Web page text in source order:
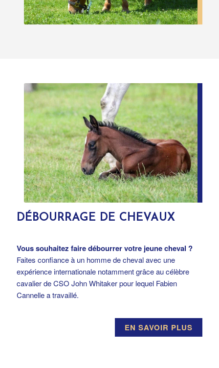
DÉBOURRAGE DE CHEVAUX
Vous souhaitez faire débourrer votre jeune cheval ?
Faites confiance à un homme de cheval avec une
expérience internationale notamment grâce au célèbre
cavalier de CSO John Whitaker pour lequel Fabien
Cannelle a travaillé.
EN SAVOIR PLUS